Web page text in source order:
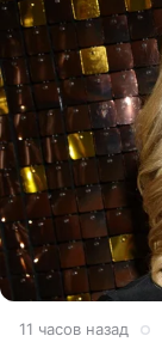
11 часов назад